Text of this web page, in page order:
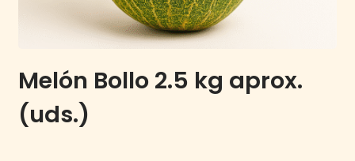
Melón Bollo 2.5 kg aprox.
(uds.)